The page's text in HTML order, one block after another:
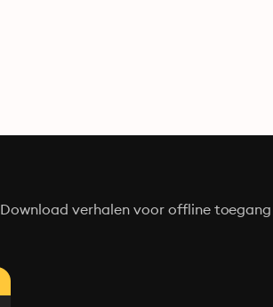
Download verhalen voor offline toegang